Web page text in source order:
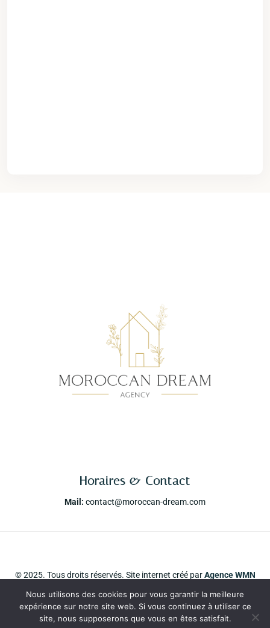
Horaires & Contact
Mail: contact@moroccan-dream.com
© 2025. Tous droits réservés. Site internet créé parAgence WMN
Mentions LégalesPolitique de confidentialité
Nous utilisons des cookies pour vous garantir la meilleure
expérience sur notre site web. Si vous continuez à utiliser ce
site, nous supposerons que vous en êtes satisfait.